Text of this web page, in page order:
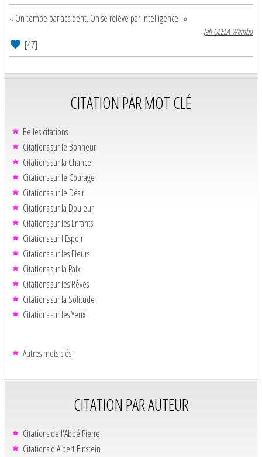
« On tombe par accident, On se relève par intelligence ! »
Jah OLELA Wembo
[47]
CITATION PAR MOT CLÉ
Belles citations
Citations sur le Bonheur
Citations sur la Chance
Citations sur le Courage
Citations sur le Désir
Citations sur la Douleur
Citations sur les Enfants
Citations sur l'Espoir
Citations sur les Fleurs
Citations sur la Paix
Citations sur les Rêves
Citations sur la Solitude
Citations sur les Yeux
Autres mots clés
CITATION PAR AUTEUR
Citations de l'Abbé Pierre
Citations d'Albert Einstein